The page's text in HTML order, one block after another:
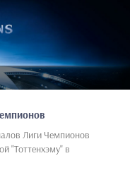
Лиги Чемпионов
"Тоттенхэму" в